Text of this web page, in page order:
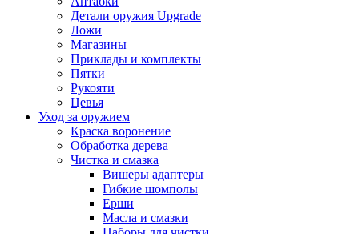
Детали оружия Upgrade
Ложи
Магазины
Приклады и комплекты
Пятки
Рукояти
Цевья
Уход за оружием
Краска воронение
Обработка дерева
Чистка и смазка
Вишеры адаптеры
Гибкие шомполы
Ерши
Масла и смазки